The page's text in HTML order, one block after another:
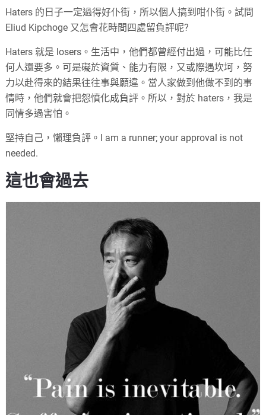
Haters 的日子一定過得好仆街，所以個人搞到咁仆街。試問
Eliud Kipchoge 又怎會花時間四處留負評呢?
Haters 就是 losers。生活中，他們都曾經付出過，可能比任
何人還要多。可是礙於資質、能力有限，又或際遇坎坷，努
力以赴得來的結果往往事與願違。當人家做到他做不到的事
情時，他們就會把怨憤化成負評。所以，對於 haters，我是
同情多過害怕。
堅持自己，懶理負評。I am a runner; your approval is not
needed.
這也會過去